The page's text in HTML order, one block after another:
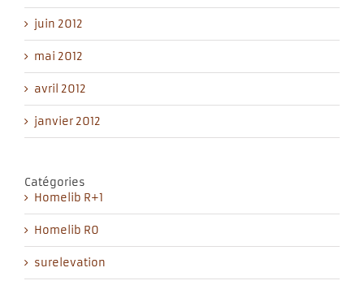
juin 2012
mai 2012
avril 2012
janvier 2012
Catégories
Homelib R+1
Homelib R0
surelevation